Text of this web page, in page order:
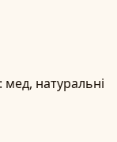
мед, натуральні